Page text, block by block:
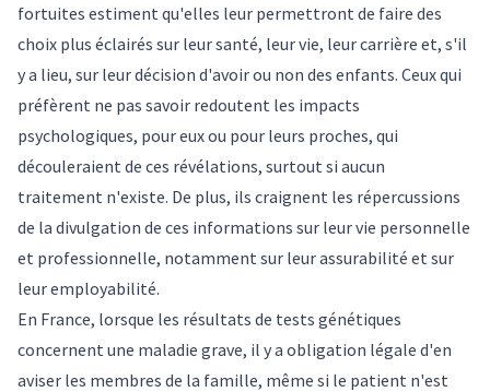
fortuites estiment qu'elles leur permettront de faire des
choix plus éclairés sur leur santé, leur vie, leur carrière et, s'il
y a lieu, sur leur décision d'avoir ou non des enfants. Ceux qui
préfèrent ne pas savoir redoutent les impacts
psychologiques, pour eux ou pour leurs proches, qui
découleraient de ces révélations, surtout si aucun
traitement n'existe. De plus, ils craignent les répercussions
de la divulgation de ces informations sur leur vie personnelle
et professionnelle, notamment sur leur assurabilité et sur
leur employabilité.
En France, lorsque les résultats de tests génétiques
concernent une maladie grave, il y a obligation légale d'en
aviser les membres de la famille, même si le patient n'est